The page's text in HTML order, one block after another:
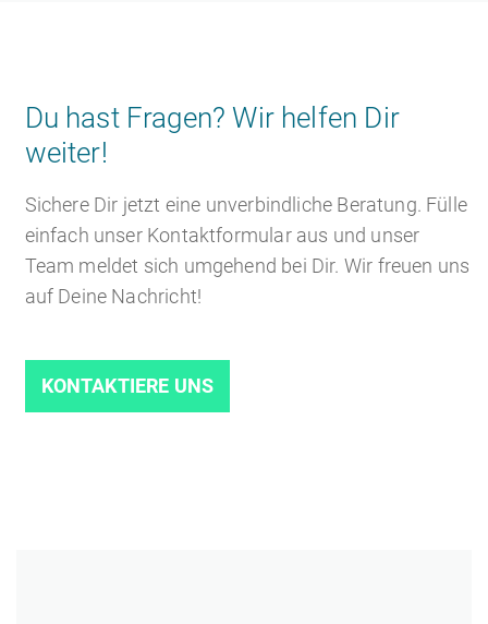
Du hast Fragen? Wir helfen Dir
weiter!
Sichere Dir jetzt eine unverbindliche Beratung. Fülle
einfach unser Kontaktformular aus und unser
Team meldet sich umgehend bei Dir. Wir freuen uns
auf Deine Nachricht!
KONTAKTIERE UNS